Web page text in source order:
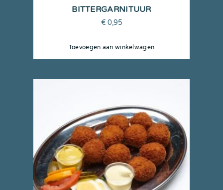
BITTERGARNITUUR
€ 0,95
Toevoegen aan winkelwagen